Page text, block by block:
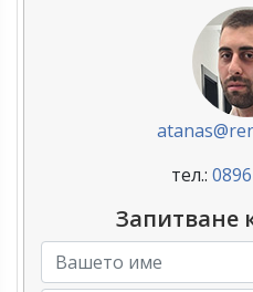
тел.:
Запитване